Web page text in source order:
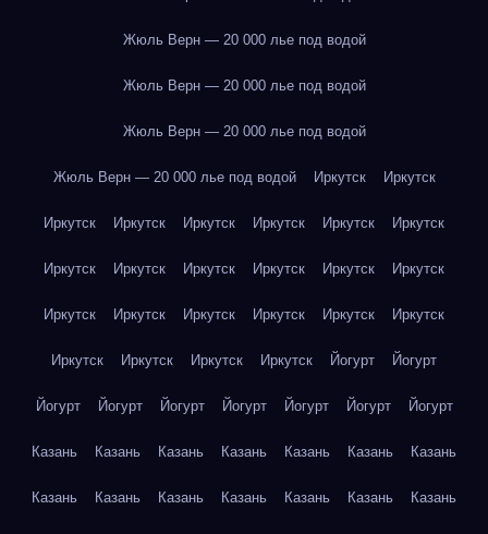
Жюль Верн — 20 000 лье под водой
Жюль Верн — 20 000 лье под водой
Жюль Верн — 20 000 лье под водой
Жюль Верн — 20 000 лье под водой Иркутск Иркутск
Иркутск Иркутск Иркутск Иркутск Иркутск Иркутск
Иркутск Иркутск Иркутск Иркутск Иркутск Иркутск
Иркутск Иркутск Иркутск Иркутск Иркутск Иркутск
Иркутск Иркутск Иркутск Иркутск Йогурт Йогурт
Йогурт Йогурт Йогурт Йогурт Йогурт Йогурт Йогурт
Казань Казань Казань Казань Казань Казань Казань
Казань Казань Казань Казань Казань Казань Казань